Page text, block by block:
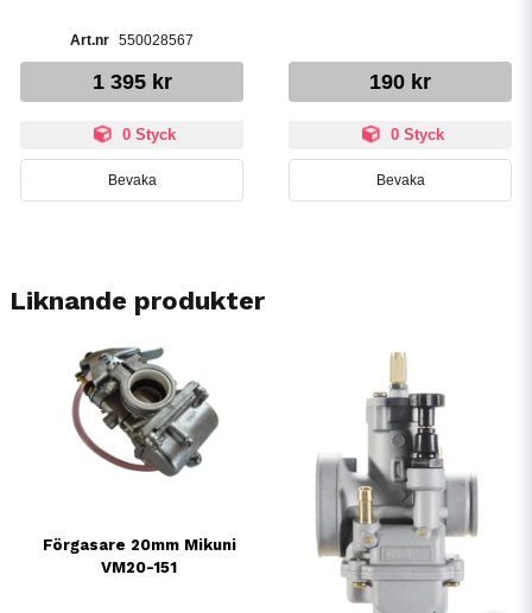
550028567
1 395 kr
0 Styck
Bevaka
190 kr
0 Styck
Bevaka
Liknande produkter
Förgasare 20mm Mikuni
VM20-151